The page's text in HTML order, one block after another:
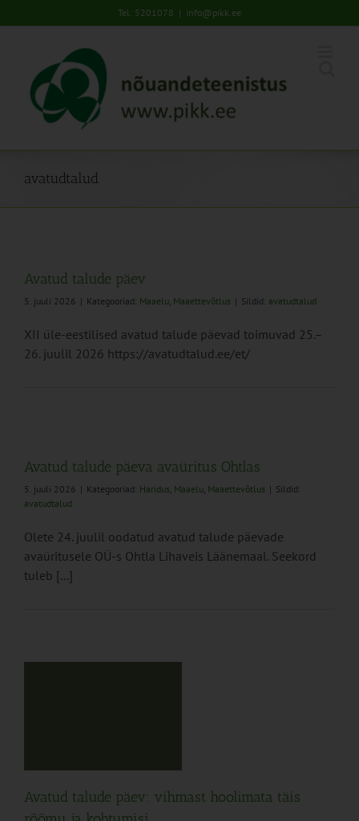
to
Tel: 5201078 | info@pikk.ee
avatudtalud
Avatud talude päev
5. juuli 2026 | Kategooriad: Maaelu, Maaettevõtlus | Sildid: avatudtalud
XII üle-eestilised avatud talude päevad toimuvad 25.–
26. juulil 2026 https://avatudtalud.ee/et/
Avatud talude päeva avaüritus Ohtlas
5. juuli 2026 | Kategooriad: Haridus, Maaelu, Maaettevõtlus | Sildid:
avatudtalud
Olete 24. juulil oodatud avatud talude päevade
avaüritusele OÜ-s Ohtla Lihaveis Läänemaal. Seekord
tuleb [...]
Avatud talude päev: vihmast hoolimata täis